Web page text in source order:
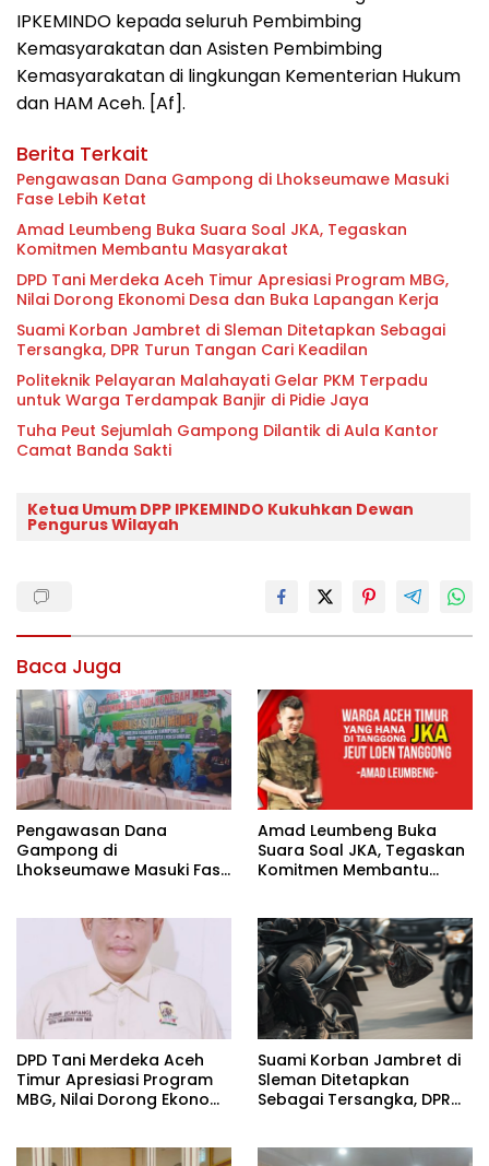
IPKEMINDO kepada seluruh Pembimbing
Kemasyarakatan dan Asisten Pembimbing
Kemasyarakatan di lingkungan Kementerian Hukum
dan HAM Aceh. [Af].
Berita Terkait
Pengawasan Dana Gampong di Lhokseumawe Masuki
Fase Lebih Ketat
Amad Leumbeng Buka Suara Soal JKA, Tegaskan
Komitmen Membantu Masyarakat
DPD Tani Merdeka Aceh Timur Apresiasi Program MBG,
Nilai Dorong Ekonomi Desa dan Buka Lapangan Kerja
Suami Korban Jambret di Sleman Ditetapkan Sebagai
Tersangka, DPR Turun Tangan Cari Keadilan
Politeknik Pelayaran Malahayati Gelar PKM Terpadu
untuk Warga Terdampak Banjir di Pidie Jaya
Tuha Peut Sejumlah Gampong Dilantik di Aula Kantor
Camat Banda Sakti
Ketua Umum DPP IPKEMINDO Kukuhkan Dewan
Pengurus Wilayah
Baca Juga
Pengawasan Dana
Gampong di
Lhokseumawe Masuki Fase
Amad Leumbeng Buka
Suara Soal JKA, Tegaskan
Komitmen Membantu
DPD Tani Merdeka Aceh
Timur Apresiasi Program
MBG, Nilai Dorong Ekonomi
Suami Korban Jambret di
Sleman Ditetapkan
Sebagai Tersangka, DPR